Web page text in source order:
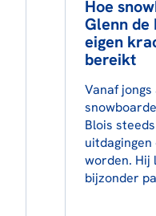
Hoe
Glenn de
eigen
bereikt
Vanaf
Blois
worden. Hij
bijzonder